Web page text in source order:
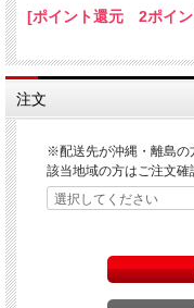
[ポイント還元 2ポイ
注文
※配送先が沖縄・離島の
該当地域の方はご注文